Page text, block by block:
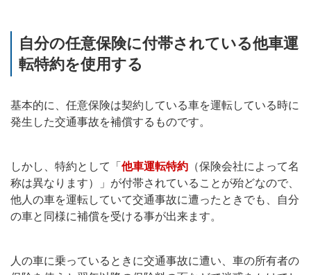
自分の任意保険に付帯されている他車運
転特約を使用する
基本的に、任意保険は契約している車を運転している時に
発生した交通事故を補償するものです。
しかし、特約として「 他車運転特約 （保険会社によって名
称は異なります）」が付帯されていることが殆どなので、
他人の車を運転していて交通事故に遭ったときでも、自分
の車と同様に補償を受ける事が出来ます。
人の車に乗っているときに交通事故に遭い、車の所有者の